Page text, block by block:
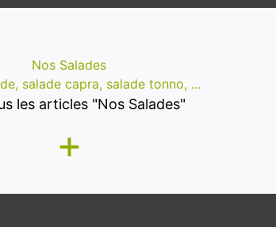
Nos Salades
salade capra, salade tonno, ...
les articles "Nos Salades"
+